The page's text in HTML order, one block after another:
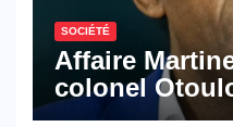
SOCIÉTÉ
Affaire
colonel
croisé des